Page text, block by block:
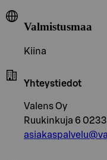
Valmistusmaa
Kiina
Yhteystiedot
Valens Oy
Ruukinkuja 6